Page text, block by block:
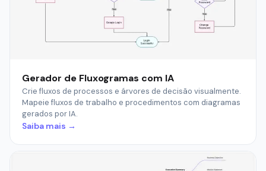
Gerador de Fluxogramas com IA
Crie fluxos de processos e árvores de decisão visualmente.
Mapeie fluxos de trabalho e procedimentos com diagramas
gerados por IA.
Saiba mais →